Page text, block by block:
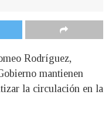
Rodríguez,
mantienen
la circulación en la